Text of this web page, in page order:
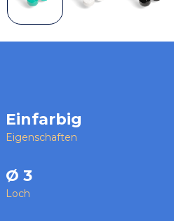
Einfarbig
Eigenschaften
Ø 3
Loch